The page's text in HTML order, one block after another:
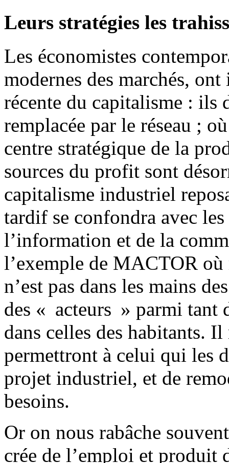
Leurs stratégies les
Les économistes
modernes des marchés,
récente du capitalisme : ils
remplacée par le réseau ;
centre stratégique de la
sources du profit sont
capitalisme industriel
tardif se confondra avec
l’information et de la
l’exemple de MACTOR
n’est pas dans les mains
des « acteurs » parmi tant
dans celles des habitants.
permettront à celui qui les
projet industriel, et de
besoins.
Or on nous rabâche
crée de l’emploi et produit